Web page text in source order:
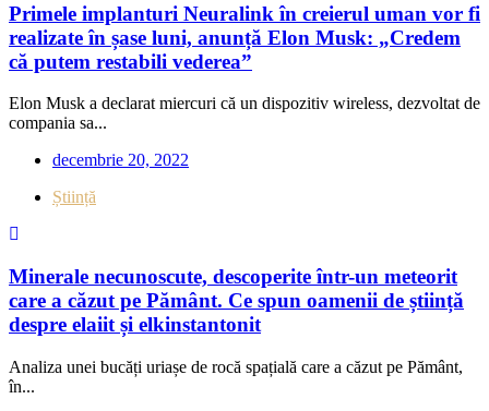
Primele implanturi Neuralink în creierul uman vor fi
realizate în șase luni, anunță Elon Musk: „Credem
că putem restabili vederea”
Elon Musk a declarat miercuri că un dispozitiv wireless, dezvoltat de
compania sa...
decembrie 20, 2022
Știință
Minerale necunoscute, descoperite într-un meteorit
care a căzut pe Pământ. Ce spun oamenii de știință
despre elaiit și elkinstantonit
Analiza unei bucăți uriașe de rocă spațială care a căzut pe Pământ,
în...